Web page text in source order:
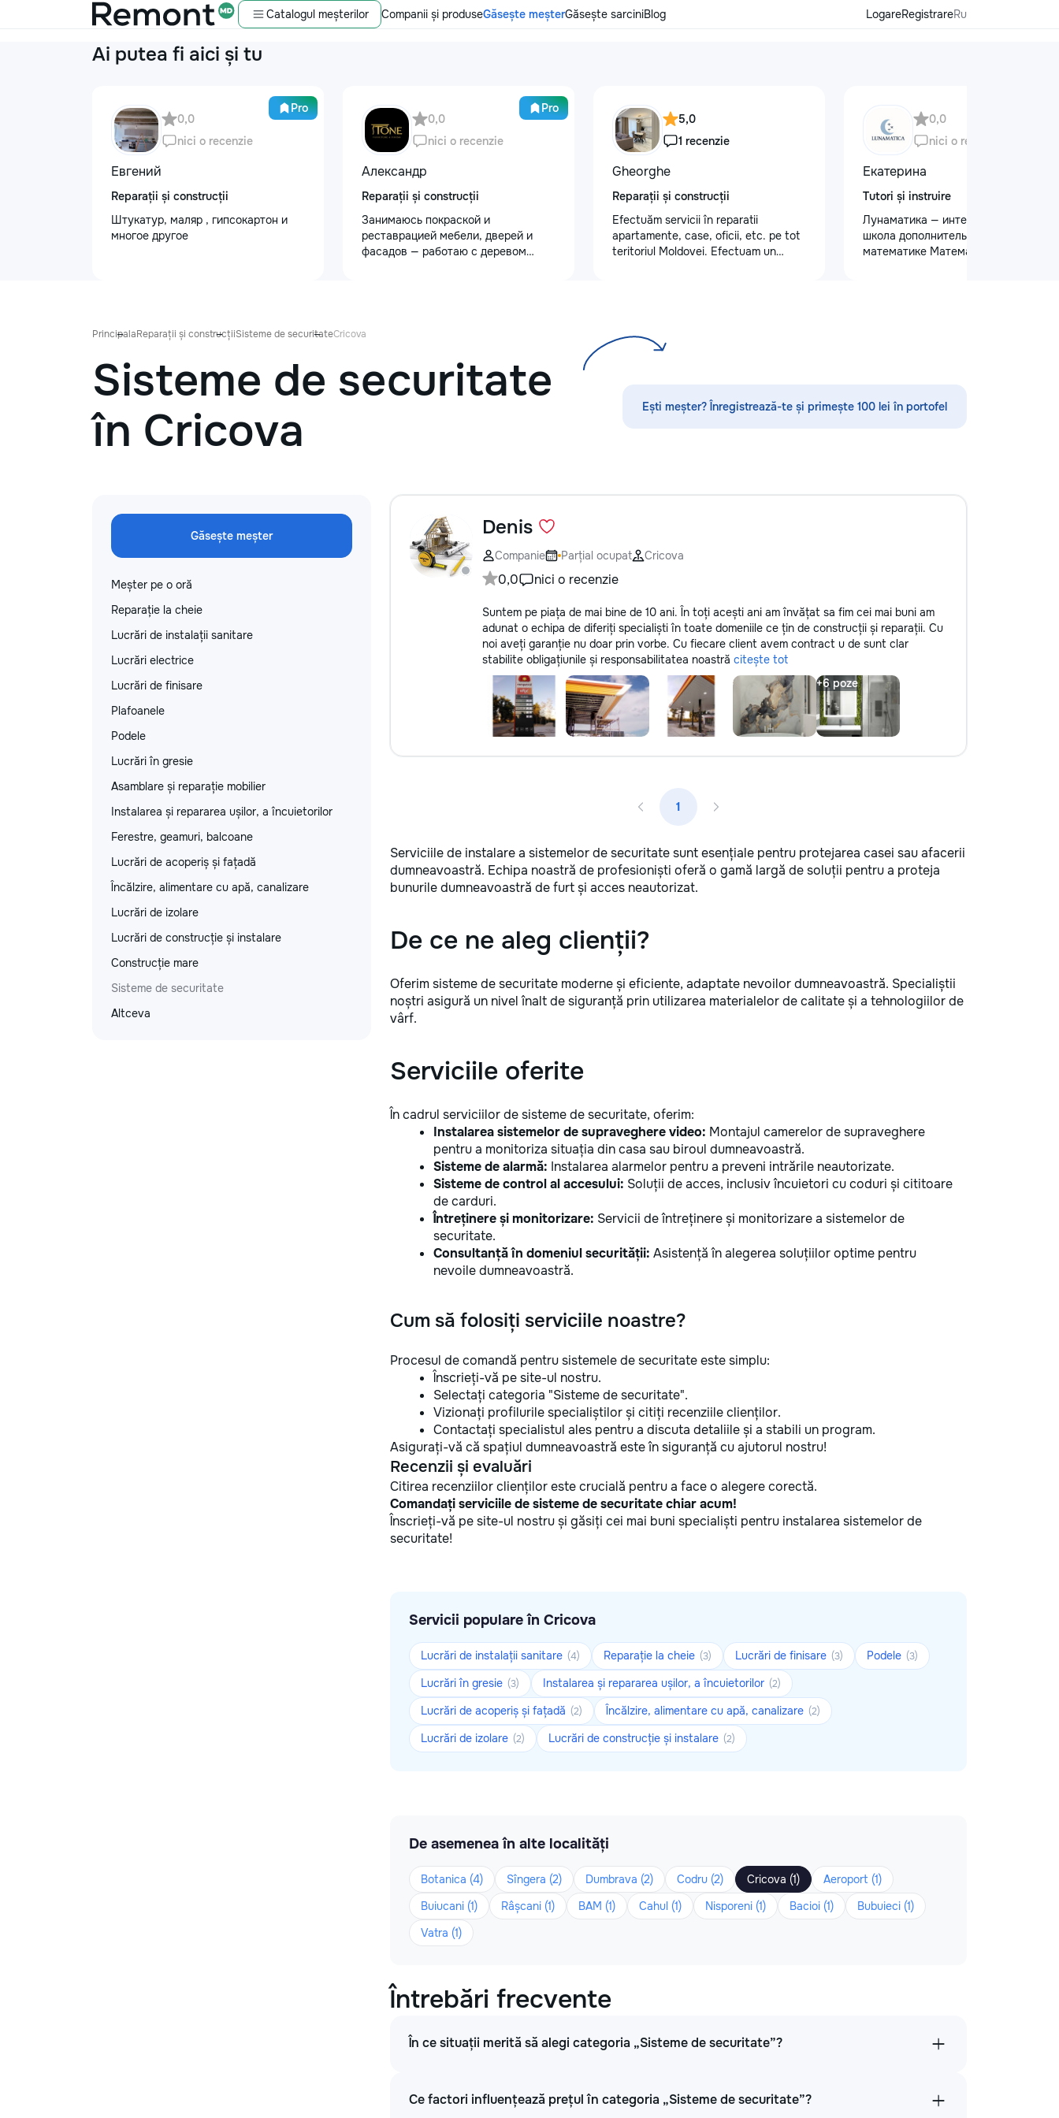
Catalogul meșterilor Companii și produseGăsește meșterGăsește sarciniBlog LogareRegistrareRu
Ai putea fi aici și tu
Pro
0,0
nici o recenzie
Евгений
Reparații și construcții
Штукатур, маляр , гипсокартон и
многое другое
Pro
0,0
nici o recenzie
Александр
Reparații și construcții
Занимаюсь покраской и
реставрацией мебели, дверей и
фасадов — работаю с деревом
трещин — покраска и перекраска
прихожих — покраска и
восстановление входных и
межкомнатных дверей — резные и
глянец, патина, состаривание,
тонировка под нужный оттенок
дерева. Главное в моей работе —
качество поверхности. Ровное
покрытие без подтёков и полос,
аккуратные углы и кромки, чистая
пригород. Выезд на замер,
консультация по цвету и покрытию.
5,0
1 recenzie
Gheorghe
Reparații și construcții
Efectuăm servicii în reparatii
apartamente, case, oficii, etc. pe tot
teritoriul Moldovei. Efectuam un
,renovam,construim. interior, exterior
0,0
nici o recenzie
Екатерина
Tutori și instruire
Лунаматика — интерактивная
школа дополнительных уроков по
математике Математика легко,
персонажем Луной
PrincipalaReparații și construcțiiSisteme de securitateCricova
Sisteme de securitate
în Cricova
Ești meșter? Înregistrează-te și primește 100 lei în portofel
Găsește meșter
Meșter pe o oră
Reparație la cheie
Lucrări de instalații sanitare
Lucrări electrice
Lucrări de finisare
Plafoanele
Podele
Lucrări în gresie
Asamblare și reparație mobilier
Instalarea și repararea ușilor, a încuietorilor
Ferestre, geamuri, balcoane
Lucrări de acoperiș și fațadă
Încălzire, alimentare cu apă, canalizare
Lucrări de izolare
Lucrări de construcție și instalare
Construcție mare
Sisteme de securitate
Altceva
Denis
Companie Parțial ocupat Cricova
0,0 nici o recenzie
Suntem pe piața de mai bine de 10 ani. În toți acești ani am învățat sa fim cei mai buni am
adunat o echipa de diferiți specialiști în toate domeniile ce țin de construcții și reparații. Cu
noi aveți garanție nu doar prin vorbe. Cu fiecare client avem contract u de sunt clar
stabilite obligațiunile și responsabilitatea noastră citește tot
1
Serviciile de instalare a sistemelor de securitate sunt esențiale pentru protejarea casei sau afacerii
dumneavoastră. Echipa noastră de profesioniști oferă o gamă largă de soluții pentru a proteja
bunurile dumneavoastră de furt și acces neautorizat.
De ce ne aleg clienții?
Oferim sisteme de securitate moderne și eficiente, adaptate nevoilor dumneavoastră. Specialiștii
noștri asigură un nivel înalt de siguranță prin utilizarea materialelor de calitate și a tehnologiilor de
vârf.
Serviciile oferite
În cadrul serviciilor de sisteme de securitate, oferim:
Instalarea sistemelor de supraveghere video: Montajul camerelor de supraveghere
pentru a monitoriza situația din casa sau biroul dumneavoastră.
Sisteme de alarmă: Instalarea alarmelor pentru a preveni intrările neautorizate.
Sisteme de control al accesului: Soluții de acces, inclusiv încuietori cu coduri și cititoare
de carduri.
Întreținere și monitorizare: Servicii de întreținere și monitorizare a sistemelor de
securitate.
Consultanță în domeniul securității: Asistență în alegerea soluțiilor optime pentru
nevoile dumneavoastră.
Cum să folosiți serviciile noastre?
Procesul de comandă pentru sistemele de securitate este simplu:
Înscrieți-vă pe site-ul nostru.
Selectați categoria "Sisteme de securitate".
Vizionați profilurile specialiștilor și citiți recenziile clienților.
Contactați specialistul ales pentru a discuta detaliile și a stabili un program.
Asigurați-vă că spațiul dumneavoastră este în siguranță cu ajutorul nostru!
Recenzii și evaluări
Citirea recenziilor clienților este crucială pentru a face o alegere corectă.
Comandați serviciile de sisteme de securitate chiar acum!
Înscrieți-vă pe site-ul nostru și găsiți cei mai buni specialiști pentru instalarea sistemelor de
securitate!
Servicii populare în Cricova
Lucrări de instalații sanitare (4) Reparație la cheie (3) Lucrări de finisare (3) Podele (3)
Lucrări în gresie (3) Instalarea și repararea ușilor, a încuietorilor (2)
Lucrări de acoperiș și fațadă (2) Încălzire, alimentare cu apă, canalizare (2)
Lucrări de izolare (2) Lucrări de construcție și instalare (2)
De asemenea în alte localități
Botanica (4) Sîngera (2) Dumbrava (2) Codru (2) Cricova (1)
Aeroport (1)
Buiucani (1)
Râșcani (1) BAM (1) Cahul (1) Nisporeni (1) Bacioi (1)
Bubuieci (1)
Vatra (1)
Întrebări frecvente
În ce situații merită să alegi categoria „Sisteme de securitate”?
Ce factori influențează prețul în categoria „Sisteme de securitate”?